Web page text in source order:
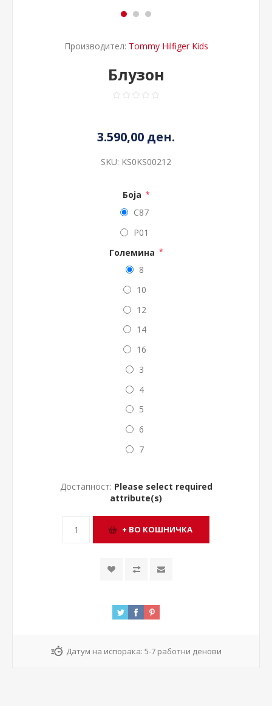
Производител: Tommy Hilfiger Kids
Блузон
3.590,00 ден.
SKU: KS0KS00212
Боја *
C87
P01
Големина *
8
10
12
14
16
3
4
5
6
7
Достапност: Please select required
attribute(s)
Датум на испорака: 5-7 работни денови